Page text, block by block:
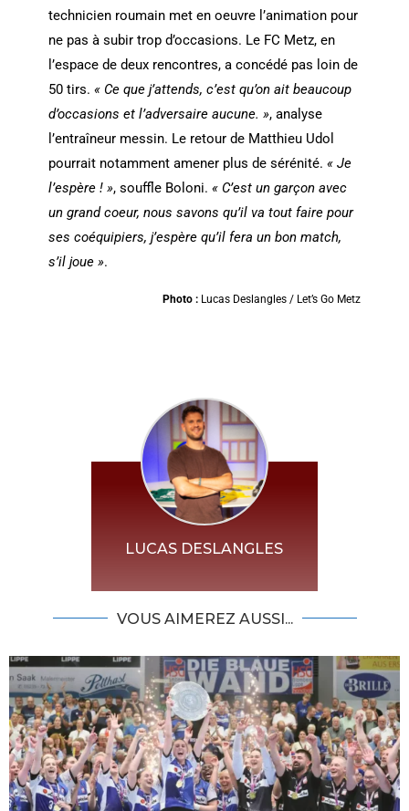
technicien roumain met en oeuvre l’animation pour
ne pas à subir trop d’occasions. Le FC Metz, en
l’espace de deux rencontres, a concédé pas loin de
50 tirs. « Ce que j’attends, c’est qu’on ait beaucoup
d’occasions et l’adversaire aucune. », analyse
l’entraîneur messin. Le retour de Matthieu Udol
pourrait notamment amener plus de sérénité. « Je
l’espère ! », souffle Boloni. « C’est un garçon avec
un grand coeur, nous savons qu’il va tout faire pour
ses coéquipiers, j’espère qu’il fera un bon match,
s’il joue ».
Photo : Lucas Deslangles / Let’s Go Metz
LUCAS DESLANGLES
VOUS AIMEREZ AUSSI...